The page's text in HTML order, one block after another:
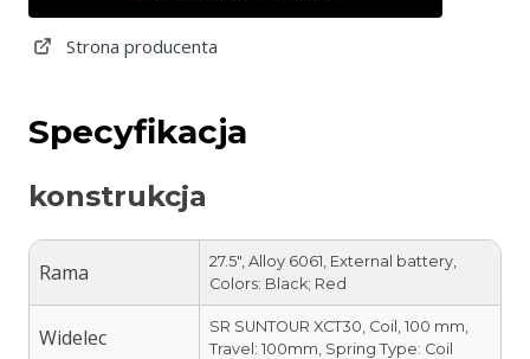
Strona producenta
Specyfikacja
konstrukcja
Rama
27.5", Alloy 6061, External battery,
Colors: Black; Red
Widelec
SR SUNTOUR XCT30, Coil, 100 mm,
Travel: 100mm, Spring Type: Coil